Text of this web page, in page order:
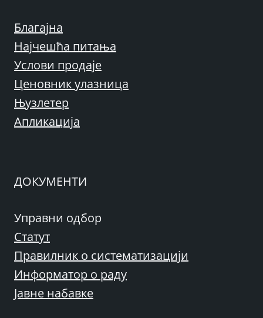
Благајна
Најчешћа питања
Услови продаје
Ценовник улазница
Њузлетер
Апликација
ДОКУМЕНТИ
Управни одбор
Статут
Правилник о систематизацији
Информатор о раду
Јавне набавке